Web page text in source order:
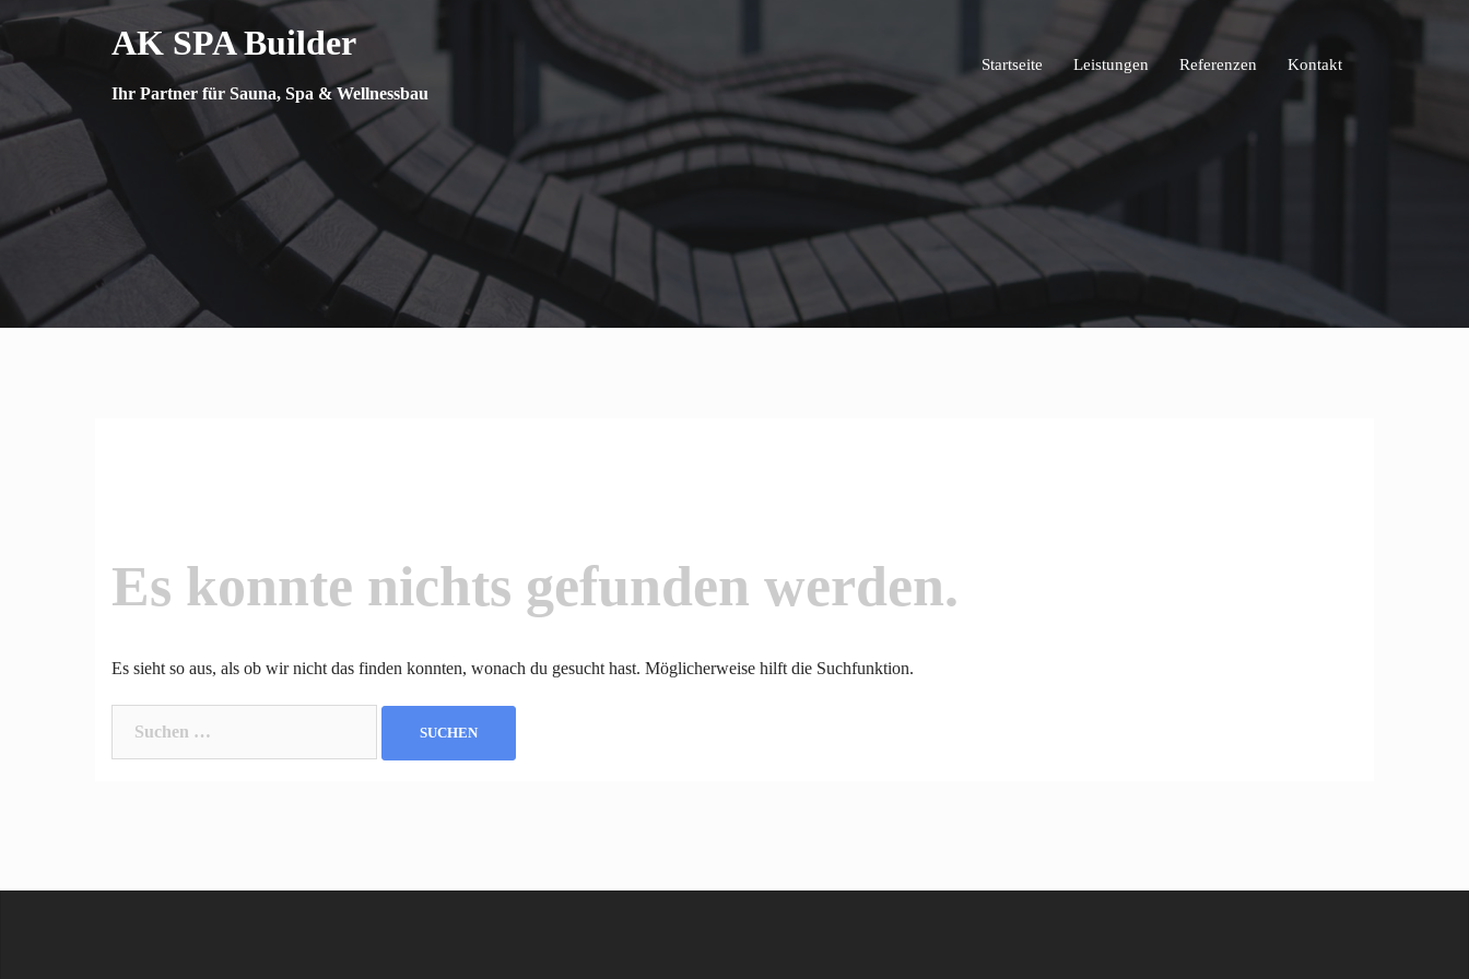
Springe
Inhalt
AK SPA Builder
Ihr Partner für Sauna, Spa & Wellnessbau
Startseite Leistungen Referenzen Kontakt
Es konnte nichts gefunden werden.
Es sieht so aus, als ob wir nicht das finden konnten, wonach du gesucht hast. Möglicherweise hilft die Suchfunktion.